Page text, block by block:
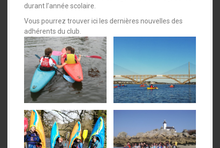
durant l’année scolaire.
Vous pourrez trouver ici les dernières nouvelles des
adhérents du club.